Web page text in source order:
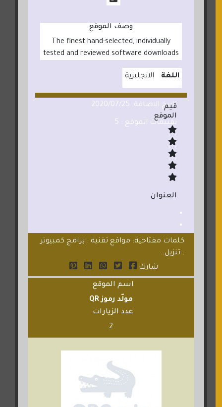
وصف الموقع
The finest hand-selected, individually
tested and reviewed software downloads
اللغة الانجليزية
تاريخ الاضافة: 2020/07/25
تقييمات الموقع : 5
قيم
الموقع
العنوان
كلمات مفتاحية: مواقع تقنيه . برامج كمبيوتر
. تنزيل...
شارك
اسم الموقع
مولّد رموز QR
عدد الزيارات
2